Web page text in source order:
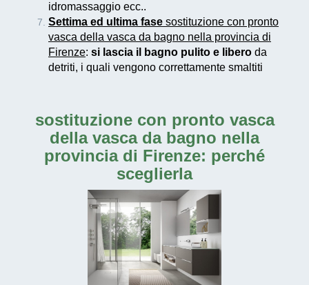
idromassaggio ecc..
Settima ed ultima fase sostituzione con pronto
vasca della vasca da bagno nella provincia di
Firenze: si lascia il bagno pulito e libero da
detriti, i quali vengono correttamente smaltiti
sostituzione con pronto vasca
della vasca da bagno nella
provincia di Firenze: perché
sceglierla